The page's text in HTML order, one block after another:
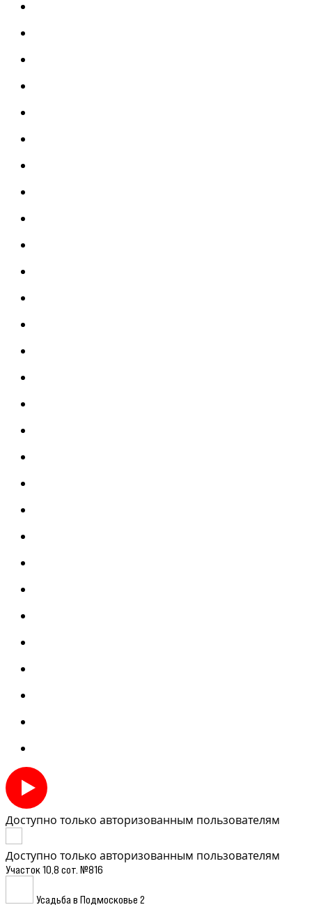
Доступно только авторизованным пользователям
Доступно только авторизованным пользователям
Участок 10,8 сот. №816
Усадьба в Подмосковье 2